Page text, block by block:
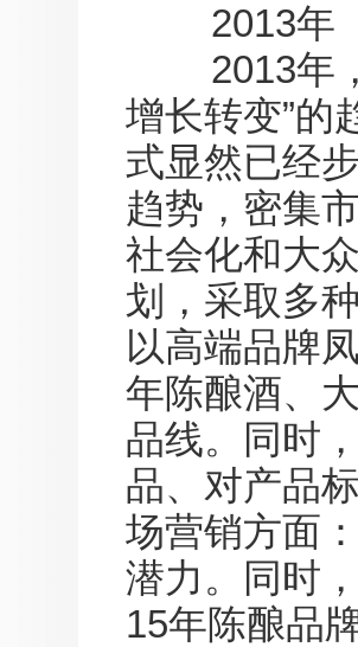
2013年
2013年，
增长转变”的
式显然已经
趋势，密集
社会化和大
划，采取多
以高端品牌
年陈酿酒、
品线。同时
品、对产品
场营销方面
潜力。同时
15年陈酿品